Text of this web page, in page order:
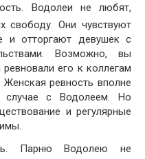
Водолеи не любят,
свободу. Они чувствуют
и отторгают девушек с
Возможно, вы
ревновали его к коллегам
ревность вполне
случае с Водолеем. Но
и регулярные
Парню Водолею не